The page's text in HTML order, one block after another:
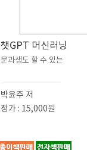
챗GPT 머신러닝
문과생도 할 수 있는
박윤주 저
정가 : 15,000원